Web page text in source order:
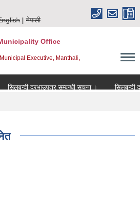
नेपाली
Office
Executive, Manthali,
सिलबन्दी दरभाउपत्र सम्बन्धी सूचना ।
सिलबन्दी